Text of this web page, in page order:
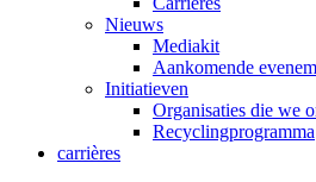
Nieuws
Mediakit
Aankomende
Initiatieven
Organisaties die we
Recyclingprogramma
carrières